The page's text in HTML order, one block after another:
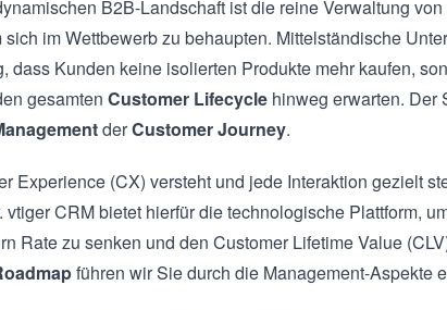
B2B-Landschaft ist die reine Verwaltung
im Wettbewerb zu behaupten. Mittelständische
dass Kunden keine isolierten Produkte mehr kaufen,
gesamten Customer Lifecycle hinweg erwarten. Der
derCustomer Journey.
Experience (CX) versteht und jede Interaktion gezielt
vtiger CRM bietet hierfür die technologische Plattform,
Rate zu senken und den Customer Lifetime Value
führen wir Sie durch die Management-Aspekte